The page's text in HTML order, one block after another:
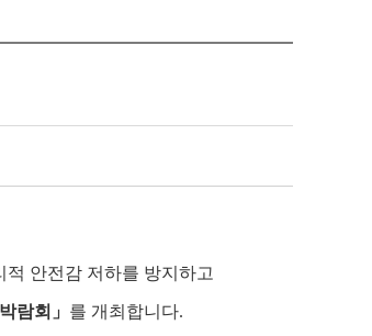
적 안전감 저하를 방지하고
람회 」 를 개최합니다.